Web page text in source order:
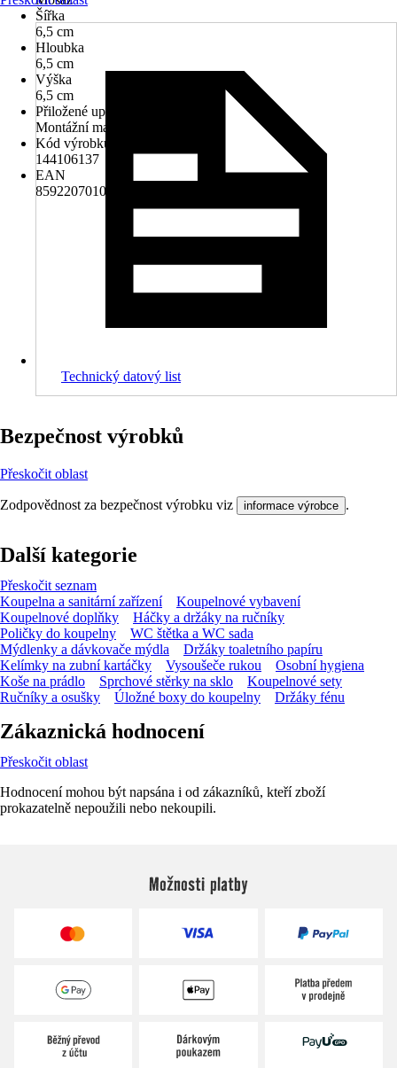
Šířka
6,5 cm
Hloubka
6,5 cm
Výška
6,5 cm
Přiložené upevnění
Montážní materiál k vrtání
Kód výrobku
144106137
EAN
8592207010347
Technický datový list
Bezpečnost výrobků
Přeskočit oblast
Zodpovědnost za bezpečnost výrobku viz informace výrobce .
Další kategorie
Přeskočit seznam
Koupelna a sanitární zařízení
Koupelnové vybavení
Koupelnové doplňky
Háčky a držáky na ručníky
Poličky do koupelny
WC štětka a WC sada
Mýdlenky a dávkovače mýdla
Držáky toaletního papíru
Kelímky na zubní kartáčky
Vysoušeče rukou
Osobní hygiena
Koše na prádlo
Sprchové stěrky na sklo
Koupelnové sety
Ručníky a osušky
Úložné boxy do koupelny Držáky fénu
Zákaznická hodnocení
Přeskočit oblast
Hodnocení mohou být napsána i od zákazníků, kteří zboží
prokazatelně nepoužili nebo nekoupili.
Možnosti platby